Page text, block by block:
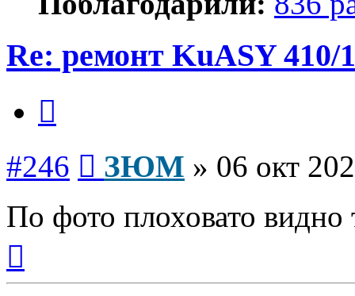
Re: ремонт KuASY 410/
#246 ЗЮМ » 06 окт
По фото плоховато видно
началу